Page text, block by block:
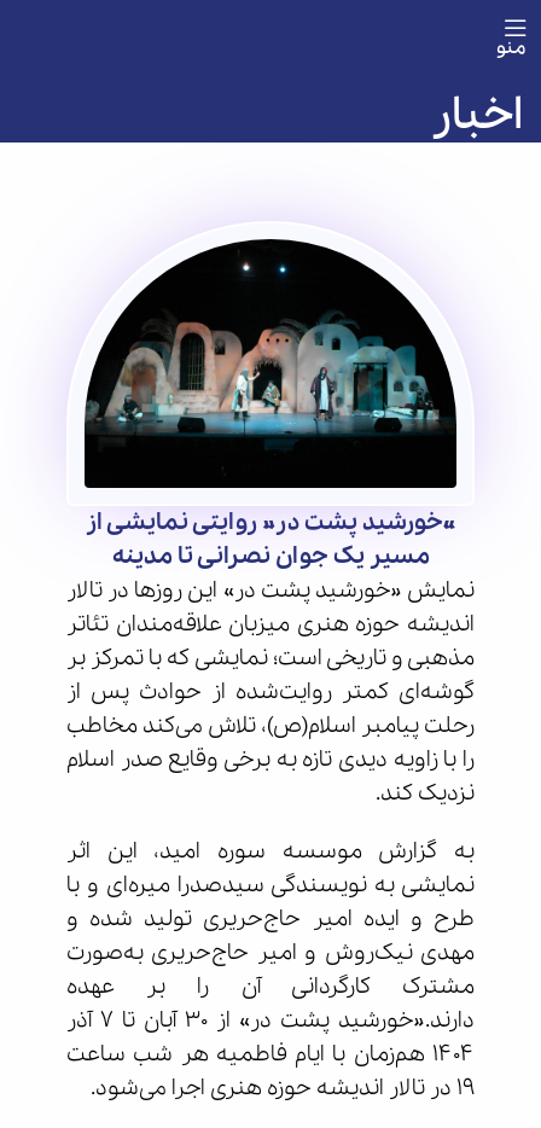
منو
اخبار
«خورشید پشت در» روایتی نمایشی از
مسیر یک جوان نصرانی تا مدینه
نمایش «خورشید پشت در» این روزها در تالار
اندیشه حوزه هنری میزبان علاقه‌مندان تئاتر
مذهبی و تاریخی است؛ نمایشی که با تمرکز بر
گوشه‌ای کمتر روایت‌شده از حوادث پس از
رحلت پیامبر اسلام(ص)، تلاش می‌کند مخاطب
را با زاویه دیدی تازه به برخی وقایع صدر اسلام
نزدیک کند.
به گزارش موسسه سوره امید، این اثر
نمایشی به نویسندگی سیدصدرا میره‌ای و با
طرح و ایده امیر حاج‌حریری تولید شده و
مهدی نیک‌روش و امیر حاج‌حریری به‌صورت
مشترک کارگردانی آن را بر عهده
دارند.«خورشید پشت در» از ۳۰ آبان تا ۷ آذر
۱۴۰۴ هم‌زمان با ایام فاطمیه هر شب ساعت
۱۹ در تالار اندیشه حوزه هنری اجرا می‌شود.